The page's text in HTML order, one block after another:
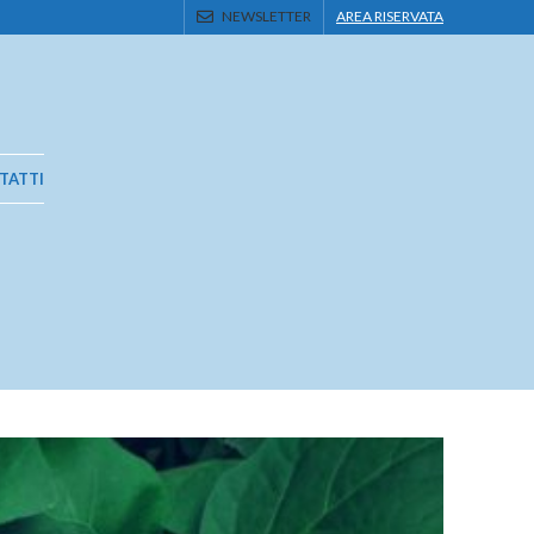
NEWSLETTER AREA RISERVATA